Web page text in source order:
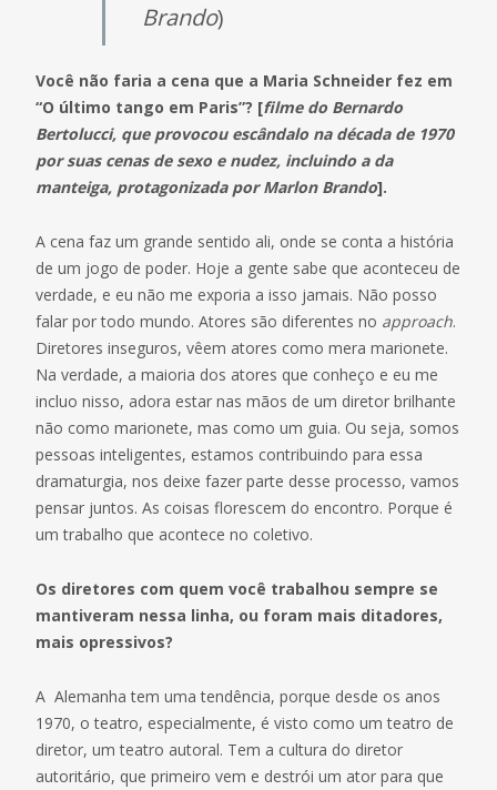
Brando)
Você não faria a cena que a Maria Schneider fez em
“O último tango em Paris”? [filme do Bernardo
Bertolucci, que provocou escândalo na década de 1970
por suas cenas de sexo e nudez, incluindo a da
manteiga, protagonizada por Marlon Brando].
A cena faz um grande sentido ali, onde se conta a história
de um jogo de poder. Hoje a gente sabe que aconteceu de
verdade, e eu não me exporia a isso jamais. Não posso
falar por todo mundo. Atores são diferentes no approach.
Diretores inseguros, vêem atores como mera marionete.
Na verdade, a maioria dos atores que conheço e eu me
incluo nisso, adora estar nas mãos de um diretor brilhante
não como marionete, mas como um guia. Ou seja, somos
pessoas inteligentes, estamos contribuindo para essa
dramaturgia, nos deixe fazer parte desse processo, vamos
pensar juntos. As coisas florescem do encontro. Porque é
um trabalho que acontece no coletivo.
Os diretores com quem você trabalhou sempre se
mantiveram nessa linha, ou foram mais ditadores,
mais opressivos?
A Alemanha tem uma tendência, porque desde os anos
1970, o teatro, especialmente, é visto como um teatro de
diretor, um teatro autoral. Tem a cultura do diretor
autoritário, que primeiro vem e destrói um ator para que